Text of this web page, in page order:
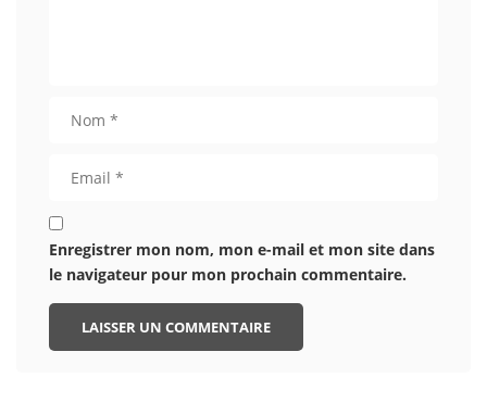
Enregistrer mon nom, mon e-mail et mon site dans
le navigateur pour mon prochain commentaire.